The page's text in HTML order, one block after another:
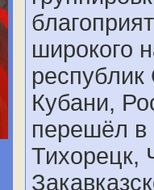
широкого
республик
Кубани,
перешёл в
Тихорецк,